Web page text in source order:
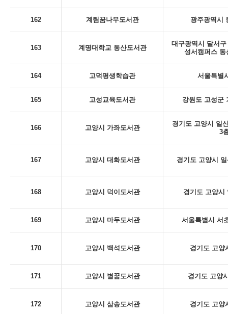
162 계림꿈나무도서관 광주광역시
163 계명대학교 동산도서관
대구광역시 달서
성서캠퍼스 동
164 고덕평생학습관 서울특별
165 고성교육도서관 강원도 고성군
166 고양시 가좌도서관
경기도 고양시 일
3
167 고양시 대화도서관 경기도 고양시
168 고양시 덕이도서관 경기도 고양시
169 고양시 마두도서관 서울특별시 서
170 고양시 백석도서관 경기도 고양
171 고양시 별꿈도서관 경기도 고양
172 고양시 삼송도서관 경기도 고양